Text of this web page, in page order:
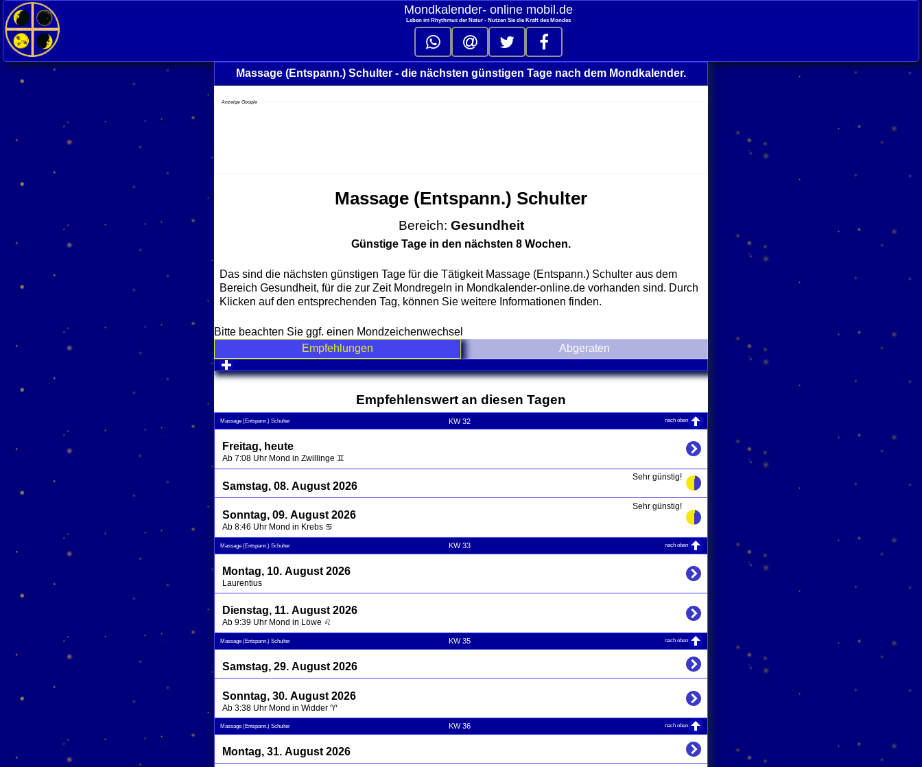
Mondkalender‑ online mobil.de
Leben im Rhythmus der Natur - Nutzen Sie die Kraft des Mondes
Massage (Entspann.) Schulter - die nächsten günstigen Tage nach dem Mondkalender.
Anzeige Google
Massage (Entspann.) Schulter
Bereich: Gesundheit
Günstige Tage in den nächsten 8 Wochen.
Das sind die nächsten günstigen Tage für die Tätigkeit Massage (Entspann.) Schulter aus dem
Bereich Gesundheit, für die zur Zeit Mondregeln in Mondkalender-online.de vorhanden sind. Durch
Klicken auf den entsprechenden Tag, können Sie weitere Informationen finden.
Bitte beachten Sie ggf. einen Mondzeichenwechsel
Empfehlungen
Abgeraten
click to expand contents
Empfehlenswert an diesen Tagen
Massage (Entspann.) Schulter KW 32 nach oben
Freitag, heute
Ab 7:08 Uhr Mond in Zwillinge ♊
Samstag, 08. August 2026
Sehr günstig!
Sonntag, 09. August 2026
Sehr günstig!
Ab 8:46 Uhr Mond in Krebs ♋
Massage (Entspann.) Schulter KW 33 nach oben
Montag, 10. August 2026
Laurentius
Dienstag, 11. August 2026
Ab 9:39 Uhr Mond in Löwe ♌
Massage (Entspann.) Schulter KW 35 nach oben
Samstag, 29. August 2026
Sonntag, 30. August 2026
Ab 3:38 Uhr Mond in Widder ♈
Massage (Entspann.) Schulter KW 36 nach oben
Montag, 31. August 2026